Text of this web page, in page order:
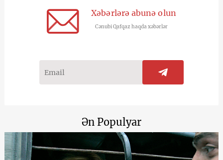
Xəbərlərə abunə olun
Cənubi Qafqaz haqda xəbərlər
Ən Populyar